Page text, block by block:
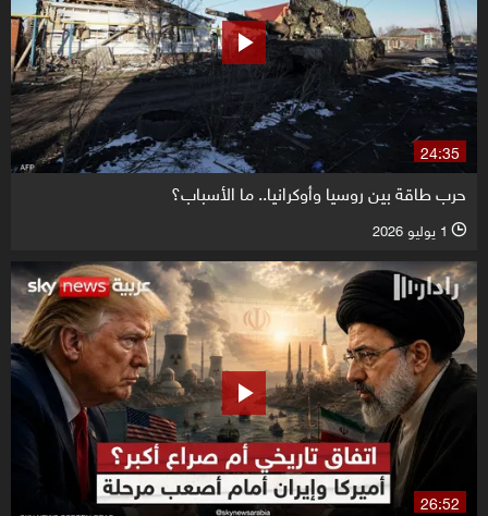
24:35
حرب طاقة بين روسيا وأوكرانيا.. ما الأسباب؟
l 1 يوليو 2026
26:52